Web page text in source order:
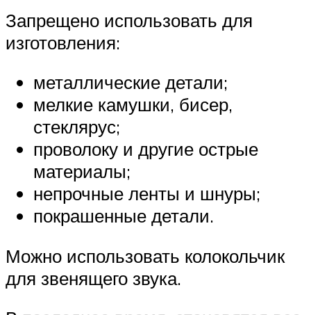
Запрещено использовать для
изготовления:
металлические детали;
мелкие камушки, бисер,
стеклярус;
проволоку и другие острые
материалы;
непрочные ленты и шнуры;
покрашенные детали.
Можно использовать колокольчик
для звенящего звука.